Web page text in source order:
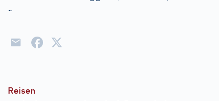
~
Reisen